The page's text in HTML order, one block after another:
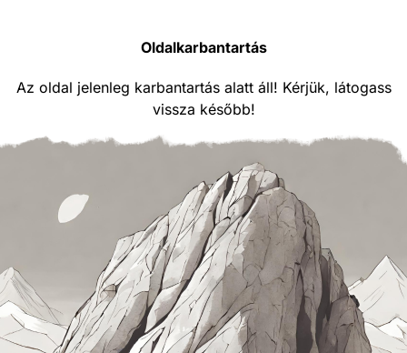
Oldalkarbantartás
Az oldal jelenleg karbantartás alatt áll! Kérjük, látogass
vissza később!